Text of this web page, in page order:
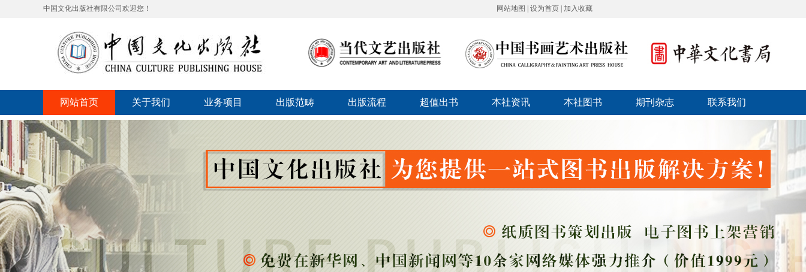
中国文化出版社有限公司欢迎您！ 网站地图 设为首页 加入收藏
网站首页 关于我们 业务项目 出版范畴 出版流程 超值出书 本社资讯 本社图书 期刊杂志 联系我们